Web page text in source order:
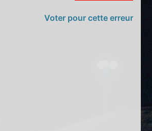
Voter pour cette erreur